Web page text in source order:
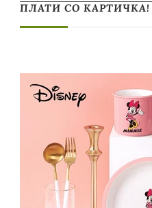
ПЛАТИ СО КАРТИЧКА!